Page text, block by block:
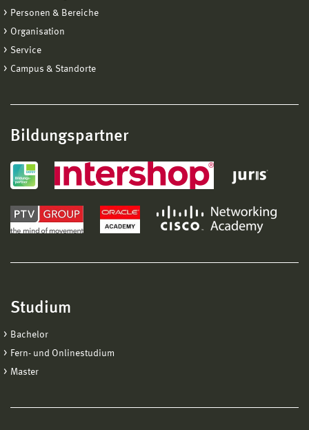
Personen & Bereiche
Organisation
Service
Campus & Standorte
Bildungspartner
Studium
Bachelor
Fern- und Onlinestudium
Master